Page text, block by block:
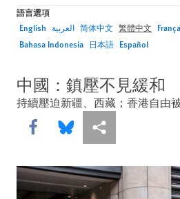
語言選項
English العربية 简体中文 繁體中文
Bahasa Indonesia 日本語 Español
中國：鎮壓不見緩和
持續壓迫新疆、西藏；香港自由
Share this via Facebook
Share this via Bluesky
More sharing